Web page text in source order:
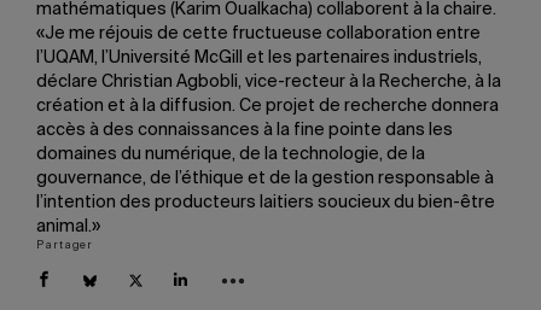
mathématiques (Karim Oualkacha) collaborent à la chaire.
«Je me réjouis de cette fructueuse collaboration entre
l’UQAM, l’Université McGill et les partenaires industriels,
déclare Christian Agbobli, vice-recteur à la Recherche, à la
création et à la diffusion. Ce projet de recherche donnera
accès à des connaissances à la fine pointe dans les
domaines du numérique, de la technologie, de la
gouvernance, de l’éthique et de la gestion responsable à
l’intention des producteurs laitiers soucieux du bien-être
animal.»
Partager